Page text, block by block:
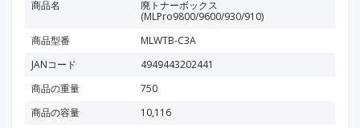
商品名
廃トナーボックス
(MLPro9800/9600/930/910)
商品型番
MLWTB-C3A
JANコード
4949443202441
商品の重量
750
商品の容量
10,116